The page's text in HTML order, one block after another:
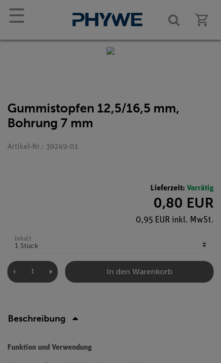
☰
Gummistopfen 12,5/16,5 mm,
Bohrung 7 mm
Artikel-Nr.: 39249-01
Lieferzeit: Vorrätig
0,80 EUR
0,95 EUR inkl. MwSt.
Inhalt
In den Warenkorb
Beschreibung
Funktion und Verwendung